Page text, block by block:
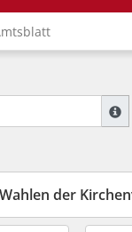
und